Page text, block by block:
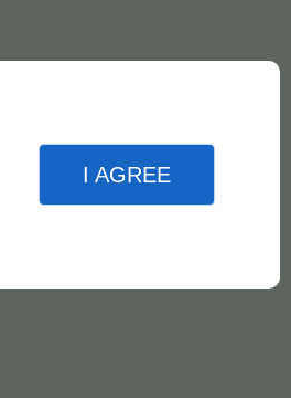
I AGREE